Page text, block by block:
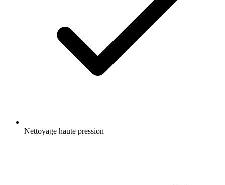
Nettoyage haute pression